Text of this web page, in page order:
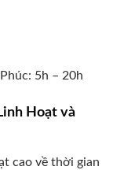
5h – 20h
Hoạt và
cao về thời gian